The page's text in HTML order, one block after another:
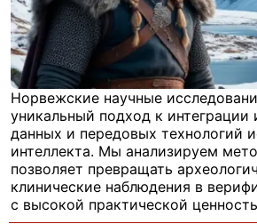
Норвежские научные
уникальный подход к интеграции
данных и передовых технологий
интеллекта. Мы анализируем
позволяет превращать
клинические наблюдения в
с высокой практической